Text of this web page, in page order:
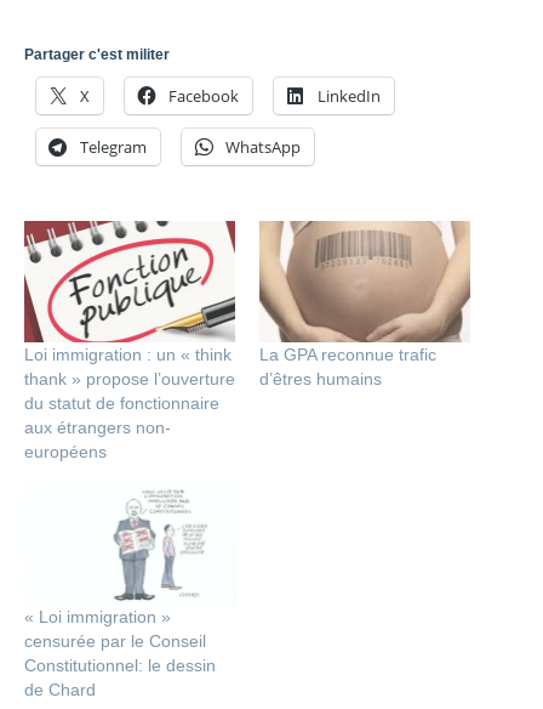
Partager c'est militer
X Facebook LinkedIn
Telegram WhatsApp
Loi immigration : un « think
thank » propose l’ouverture
du statut de fonctionnaire
aux étrangers non-
européens
La GPA reconnue trafic
d’êtres humains
« Loi immigration »
censurée par le Conseil
Constitutionnel: le dessin
de Chard